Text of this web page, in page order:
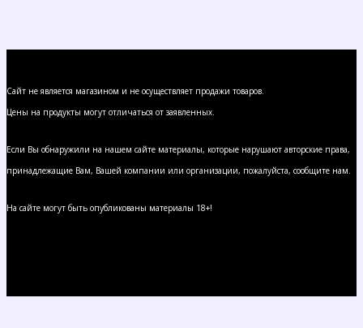
Сайт не является магазином и не осуществляет продажи товаров.
Цены на продукты могут отличаться от заявленных.
Если Вы обнаружили на нашем сайте материалы, которые нарушают авторские права,
принадлежащие Вам, Вашей компании или организации, пожалуйста, сообщите нам.
На сайте могут быть опубликованы материалы 18+!